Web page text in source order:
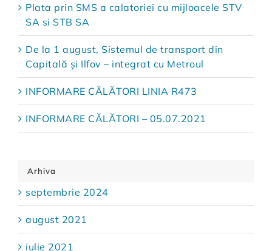
Plata prin SMS a calatoriei cu mijloacele STV
SA si STB SA
De la 1 august, Sistemul de transport din
Capitală și Ilfov – integrat cu Metroul
INFORMARE CĂLĂTORI LINIA R473
INFORMARE CĂLĂTORI – 05.07.2021
Arhiva
septembrie 2024
august 2021
iulie 2021